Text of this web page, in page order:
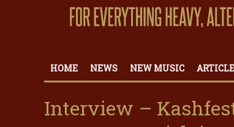
HOME NEWS NEW MUSIC
Interview –